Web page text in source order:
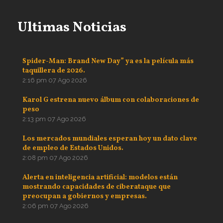
Ultimas Noticias
Spider-Man: Brand New Day” ya es la película más
taquillera de 2026.
2:16 pm 07 Ago 2026
Karol G estrena nuevo álbum con colaboraciones de
peso
2:13 pm 07 Ago 2026
Los mercados mundiales esperan hoy un dato clave
de empleo de Estados Unidos.
2:08 pm 07 Ago 2026
Alerta en inteligencia artificial: modelos están
mostrando capacidades de ciberataque que
preocupan a gobiernos y empresas.
2:06 pm 07 Ago 2026